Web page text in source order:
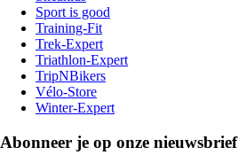
Sport is good
Training-Fit
Trek-Expert
Triathlon-Expert
TripNBikers
Vélo-Store
Winter-Expert
Abonneer je op onze nieuwsbrief